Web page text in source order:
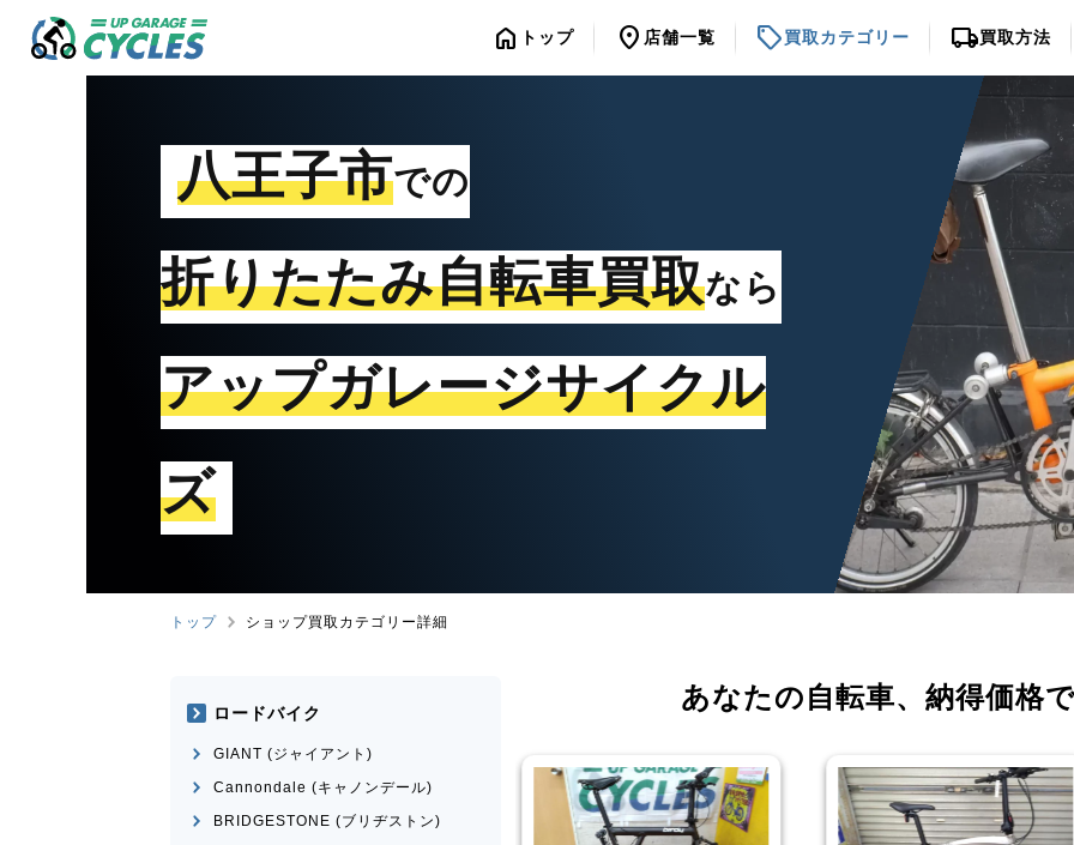
home トップ location_on 店舗一覧 sell買取カテゴリー local_shipping買取方法
八王子市での
折りたたみ自転車買取なら
アップガレージサイクル
ズ
トップ ショップ買取カテゴリー詳細
あなたの自転車、 納得価格
ロードバイク
GIANT (ジャイアント)
Cannondale (キャノンデール)
BRIDGESTONE (ブリヂストン)